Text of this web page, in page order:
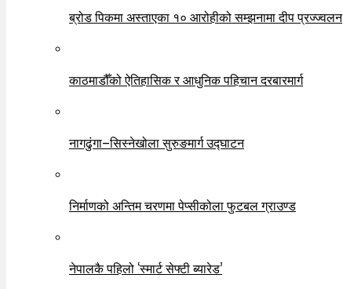
ब्रोड पिकमा अस्ताएका १० आरोहीको सम्झनामा दीप प्रज्ज्वलन
काठमाडौँको ऐतिहासिक र आधुनिक पहिचान दरबारमार्ग
नागढुंगा–सिस्नेखोला सुरुङमार्ग उद्घाटन
निर्माणको अन्तिम चरणमा पेप्सीकोला फुटबल ग्राउण्ड
नेपालकै पहिलो ‘स्मार्ट सेफ्टी ब्यारेड’